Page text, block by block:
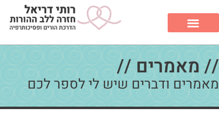
// מאמרים //
מאמרים ודברים שיש לי לספר לכם